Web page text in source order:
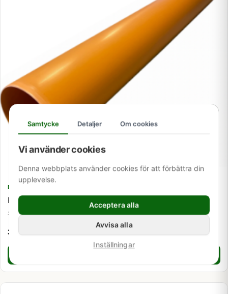
Samtycke Detaljer Om cookies
Vi använder cookies
Denna webbplats använder cookies för att förbättra din
upplevelse.
Acceptera alla
Avvisa alla
Inställningar
BRUNNAR, BETÄCKNINGAR & VATTENHANTERING
PP stigarrör 200 x 2 meter
525073200
374,00